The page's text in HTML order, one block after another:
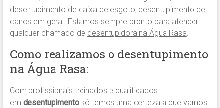
desentupimento de caixa de esgoto, desentupimento de
canos em geral. Estamos sempre pronto para atender
qualquer chamado de desentupidora na Água Rasa.
Como realizamos o desentupimento
na Água Rasa:
Com profissionais treinados e qualificados
em desentupimentosó temos uma certeza a que vamos